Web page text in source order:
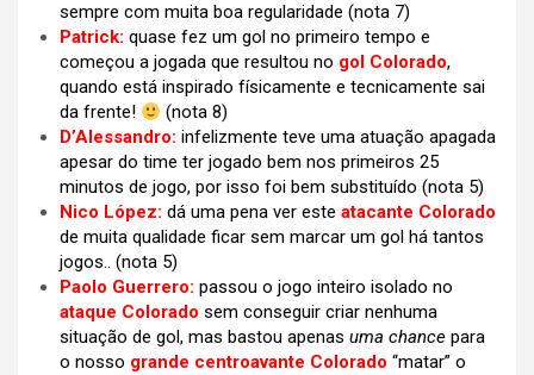
sempre com muita boa regularidade (nota 7)
Patrick: quase fez um gol no primeiro tempo e
começou a jogada que resultou no gol Colorado,
quando está inspirado físicamente e tecnicamente sai
da frente!
(nota 8)
D’Alessandro: infelizmente teve uma atuação apagada
apesar do time ter jogado bem nos primeiros 25
minutos de jogo, por isso foi bem substituído (nota 5)
Nico López: dá uma pena ver este atacante Colorado
de muita qualidade ficar sem marcar um gol há tantos
jogos.. (nota 5)
Paolo Guerrero: passou o jogo inteiro isolado no
ataque Colorado sem conseguir criar nenhuma
situação de gol, mas bastou apenas uma chance para
o nosso grande centroavante Colorado “matar” o